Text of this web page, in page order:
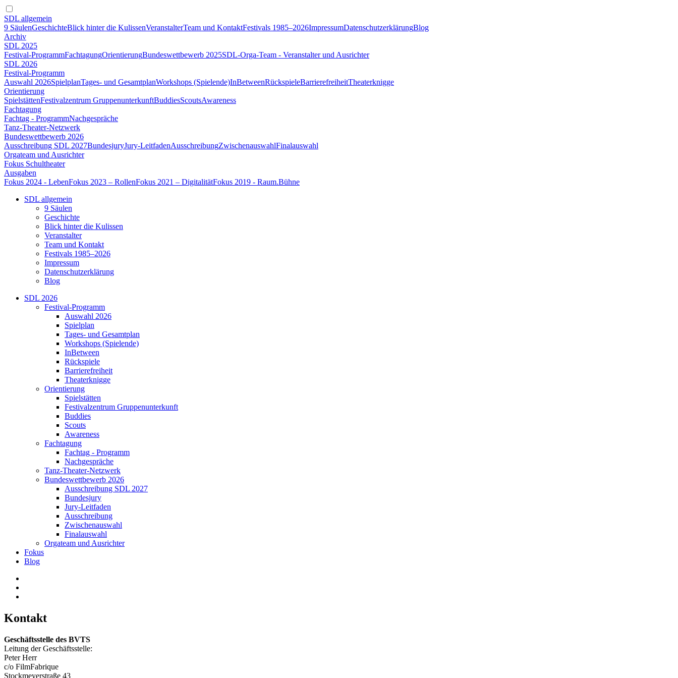
SDL allgemein
9 SäulenGeschichteBlick hinter die KulissenVeranstalterTeam und KontaktFestivals 1985–2026ImpressumDatenschutzerklärungBlog
Archiv
SDL 2025
Festival-ProgrammFachtagungOrientierungBundeswettbewerb 2025SDL-Orga-Team - Veranstalter und Ausrichter
SDL 2026
Festival-Programm
Auswahl 2026SpielplanTages- und GesamtplanWorkshops (Spielende)InBetweenRückspieleBarrierefreiheitTheaterknigge
Orientierung
SpielstättenFestivalzentrum GruppenunterkunftBuddiesScoutsAwareness
Fachtagung
Fachtag - ProgrammNachgespräche
Tanz-Theater-Netzwerk
Bundeswettbewerb 2026
Ausschreibung SDL 2027BundesjuryJury-LeitfadenAusschreibungZwischenauswahlFinalauswahl
Orgateam und Ausrichter
Fokus Schultheater
Ausgaben
Fokus 2024 - LebenFokus 2023 – RollenFokus 2021 – DigitalitätFokus 2019 - Raum.Bühne
SDL allgemein
9 Säulen
Geschichte
Blick hinter die Kulissen
Veranstalter
Team und Kontakt
Festivals 1985–2026
Impressum
Datenschutzerklärung
Blog
SDL 2026
Festival-Programm
Auswahl 2026
Spielplan
Tages- und Gesamtplan
Workshops (Spielende)
InBetween
Rückspiele
Barrierefreiheit
Theaterknigge
Orientierung
Spielstätten
Festivalzentrum Gruppenunterkunft
Buddies
Scouts
Awareness
Fachtagung
Fachtag - Programm
Nachgespräche
Tanz-Theater-Netzwerk
Bundeswettbewerb 2026
Ausschreibung SDL 2027
Bundesjury
Jury-Leitfaden
Ausschreibung
Zwischenauswahl
Finalauswahl
Orgateam und Ausrichter
Fokus
Blog
Kontakt
Geschäftsstelle des BVTS
Leitung der Geschäftsstelle:
Peter Herr
c/o FilmFabrique
Stockmeyerstraße 43